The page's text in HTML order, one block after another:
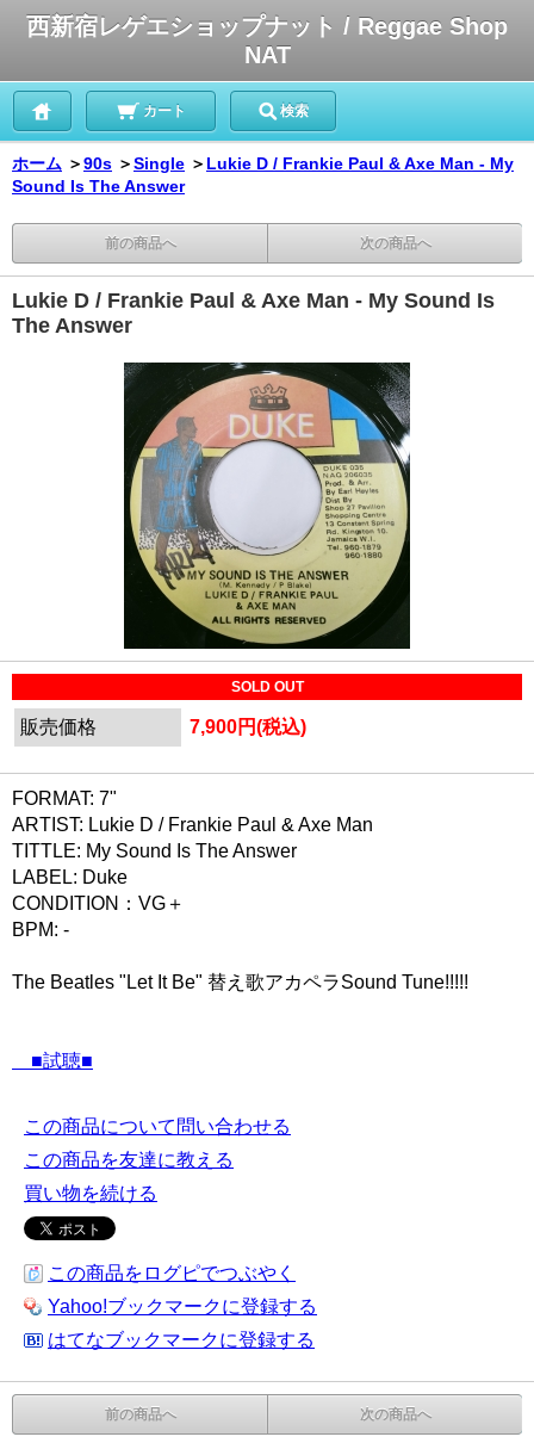
西新宿レゲエショップナット / Reggae Shop
NAT
カート 検索
ホーム ＞90s ＞Single ＞ Lukie D / Frankie Paul & Axe Man - My
Sound Is The Answer
前の商品へ 次の商品へ
Lukie D / Frankie Paul & Axe Man - My Sound Is
The Answer
SOLD OUT
販売価格 7,900円(税込)
FORMAT: 7"
ARTIST: Lukie D / Frankie Paul & Axe Man
TITTLE: My Sound Is The Answer
LABEL: Duke
CONDITION：VG＋
BPM: -
The Beatles "Let It Be" 替え歌アカペラSound Tune!!!!!
■試聴■
この商品について問い合わせる
この商品を友達に教える
買い物を続ける
この商品をログピでつぶやく
Yahoo!ブックマークに登録する
はてなブックマークに登録する
前の商品へ 次の商品へ